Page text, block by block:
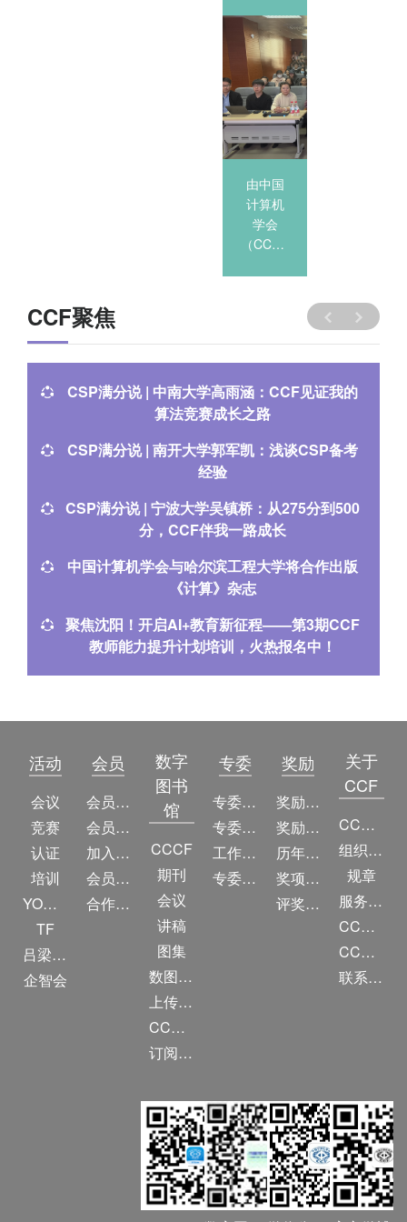
先锋沙
龙-《大
模型和
DeepSeek
的机遇
与挑
战》-河
北农业
大学
由中国
计算机
学会
（CCF）
河北农
业大学
承...
YOCSEF
保定、
河北金
融学院
承...
CCF聚焦
CSP满分说 | 中南大学高雨涵：CCF见证我的
算法竞赛成长之路
CSP满分说 | 南开大学郭军凯：浅谈CSP备考
经验
CSP满分说 | 宁波大学吴镇桥：从275分到500
分，CCF伴我一路成长
中国计算机学会与哈尔滨工程大学将合作出版
《计算》杂志
聚焦沈阳！开启AI+教育新征程——第3期CCF
教师能力提升计划培训，火热报名中！
活动
会议
竞赛
认证
培训
YOCSEF
TF
吕梁振兴
企智会
会员
会员简介
会员权益
加入CCF
会员交费
合作伙伴
数字
图书
馆
CCCF
期刊
会议
讲稿
图集
数图编审委员会
上传/发布作品
CCF DL Focus
订阅《计算》
专委
专委简介
专委条例
工作问答
专委名单
奖励
奖励动态
奖励目录
历年获奖名单
奖项推荐
评奖条例
关于
CCF
CCF简介
组织机构
规章
服务项目
CCF大事记
CCF创建60周年
联系我们